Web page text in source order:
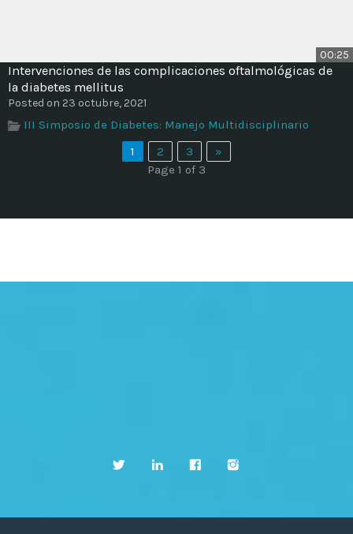
00:25
Intervenciones de las complicaciones oftalmológicas de
la diabetes mellitus
Posted on 23 octubre, 2021
III Simposio de Diabetes: Manejo Multidisciplinario
1
2 3
»
Page 1 of 3